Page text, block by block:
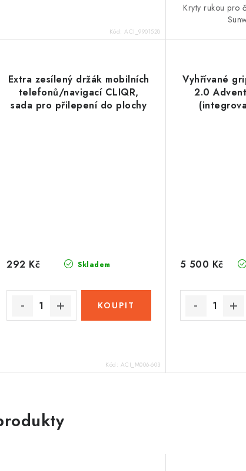
Kód: ACI_9901528
Kryty rukou pro
Extra zesílený držák mobilních
telefonů/navigací CLIQR,
sada pro přilepení do plochy
Skladem
292 Kč
Kód: ACI_M006-603
Vyhřívané
2.0
5 500 Kč